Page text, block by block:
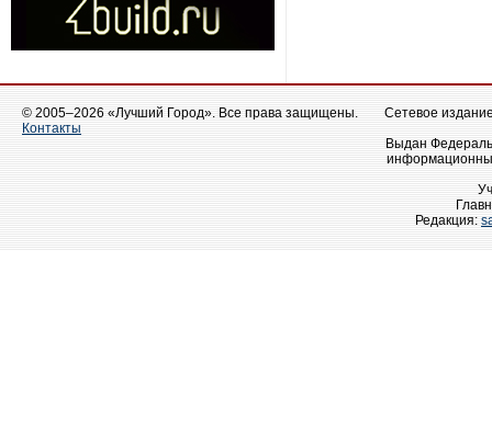
© 2005–2026 «Лучший Город». Все права защищены.
Контакты
Сетевое
Выдан
Редакция: